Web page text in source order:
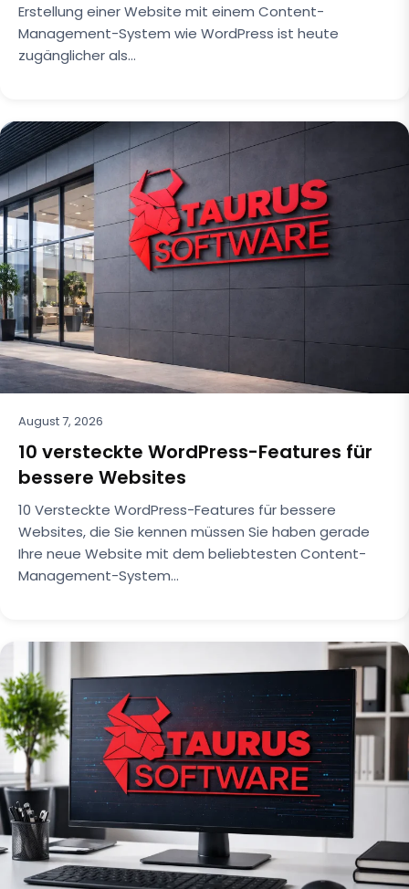
Erstellung einer Website mit einem Content-
Management-System wie WordPress ist heute
zugänglicher als…
August 7, 2026
10 versteckte WordPress-Features für
bessere Websites
10 Versteckte WordPress-Features für bessere
Websites, die Sie kennen müssen Sie haben gerade
Ihre neue Website mit dem beliebtesten Content-
Management-System…